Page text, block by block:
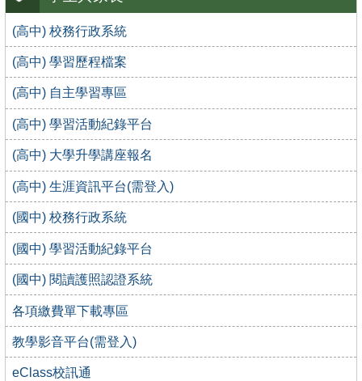
(高中) 校務行政系統
(高中) 學習歷程檔案
(高中) 自主學習專區
(高中) 學習活動紀錄平台
(高中) 大學升學講座報名
(高中) 生涯資訊平台(需登入)
(國中) 校務行政系統
(國中) 學習活動紀錄平台
(國中) 閱讀護照認證系統
各項繳費單下載專區
教學影音平台(需登入)
eClass校訊通